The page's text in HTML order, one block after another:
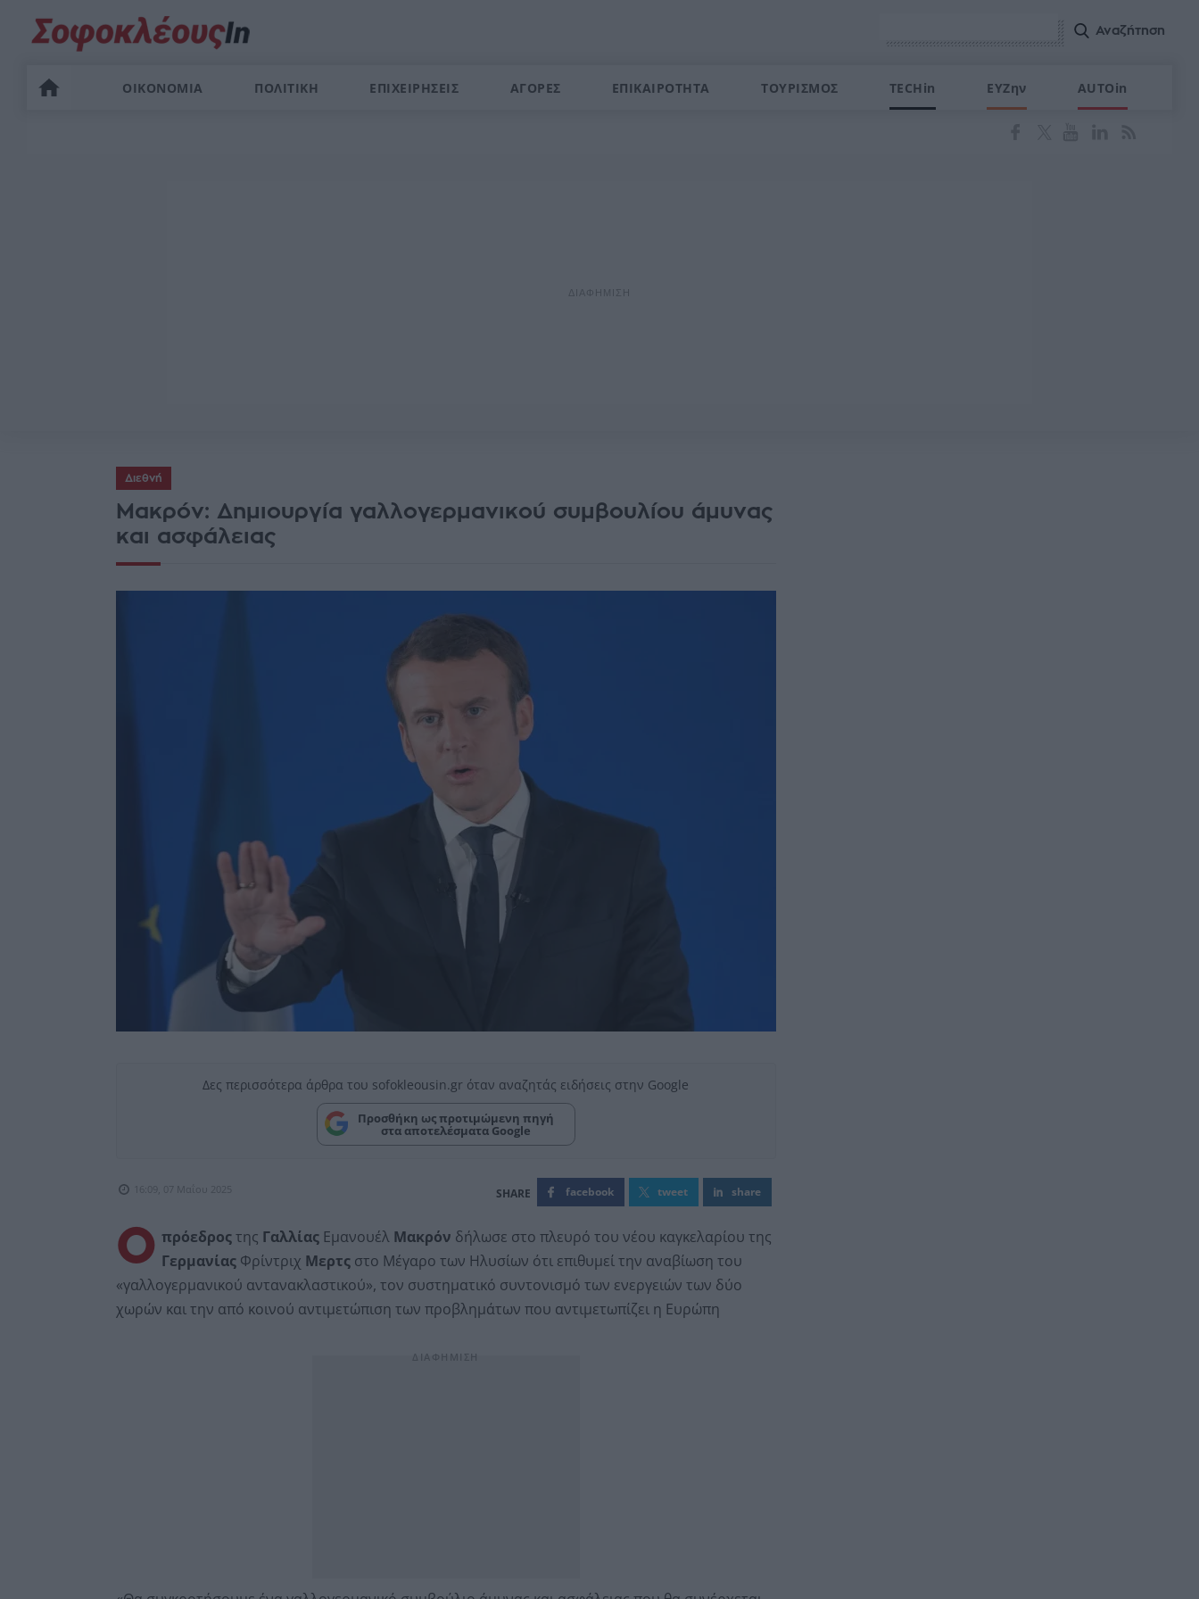
ΟΙΚΟΝΟΜΙΑ ΠΟΛΙΤΙΚΗ ΕΠΙΧΕΙΡΗΣΕΙΣ ΑΓΟΡΕΣ ΕΠΙΚΑΙΡΟΤΗΤΑ ΤΟΥΡΙΣΜΟΣ TECHin ΕΥΖην AUTOin
Διεθνή
Μακρόν: Δημιουργία γαλλογερμανικού συμβουλίου άμυνας
και ασφάλειας
Δες περισσότερα άρθρα του sofokleousin.gr όταν αναζητάς ειδήσεις στην Google
Προσθήκη ως προτιμώμενη πηγή
στα αποτελέσματα Google
16:09, 07 Μαΐου 2025 facebook tweet share
Ο πρόεδροςτης Γαλλίας Εμανουέλ Μακρόν δήλωσε στο πλευρό του νέου καγκελαρίου της
Γερμανίας Φρίντριχ Μερτς στο Μέγαρο των Ηλυσίων ότι επιθυμεί την αναβίωση του
«γαλλογερμανικού αντανακλαστικού», τον συστηματικό συντονισμό των ενεργειών των δύο
χωρών και την από κοινού αντιμετώπιση των προβλημάτων που αντιμετωπίζει η Ευρώπη